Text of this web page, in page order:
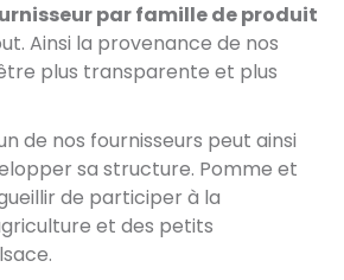
par famille de produit
Ainsi la provenance de nos
plus transparente et plus
de nos fournisseurs peut ainsi
sa structure. Pomme et
de participer à la
et des petits